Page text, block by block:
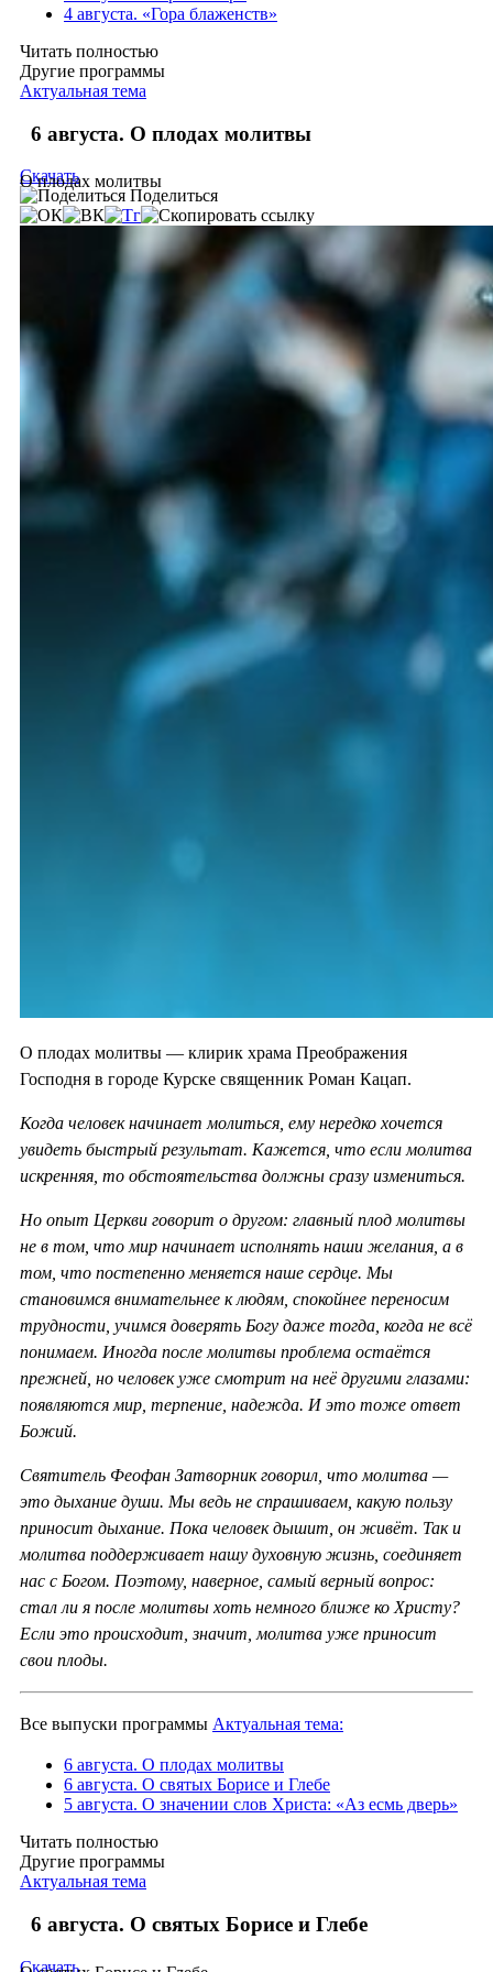
4 августа. «Гора блаженств»
Читать полностью
Другие программы
Актуальная тема
6 августа. О плодах молитвы
О плодах молитвы
Скачать
Поделиться
О плодах молитвы — клирик храма Преображения
Господня в городе Курске священник Роман Кацап.
Когда человек начинает молиться, ему нередко хочется
увидеть быстрый результат. Кажется, что если молитва
искренняя, то обстоятельства должны сразу измениться.
Но опыт Церкви говорит о другом: главный плод молитвы
не в том, что мир начинает исполнять наши желания, а в
том, что постепенно меняется наше сердце. Мы
становимся внимательнее к людям, спокойнее переносим
трудности, учимся доверять Богу даже тогда, когда не всё
понимаем. Иногда после молитвы проблема остаётся
прежней, но человек уже смотрит на неё другими глазами:
появляются мир, терпение, надежда. И это тоже ответ
Божий.
Святитель Феофан Затворник говорил, что молитва —
это дыхание души. Мы ведь не спрашиваем, какую пользу
приносит дыхание. Пока человек дышит, он живёт. Так и
молитва поддерживает нашу духовную жизнь, соединяет
нас с Богом. Поэтому, наверное, самый верный вопрос:
стал ли я после молитвы хоть немного ближе ко Христу?
Если это происходит, значит, молитва уже приносит
свои плоды.
Все выпуски программы Актуальная тема:
6 августа. О плодах молитвы
6 августа. О святых Борисе и Глебе
5 августа. О значении слов Христа: «Аз есмь дверь»
Читать полностью
Другие программы
Актуальная тема
6 августа. О святых Борисе и Глебе
Скачать